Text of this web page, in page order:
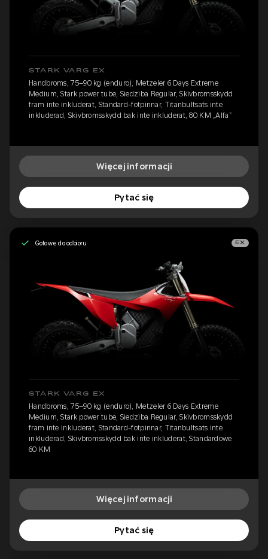
STARK VARG EX
Handbroms, 75–90 kg (enduro), Metzeler 6 Days Extreme
Medium, Stark power tube, Siedziba Regular, Skivbromsskydd
fram inte inkluderat, Standard-fotpinnar, Titanbultsats inte
inkluderad, Skivbromsskydd bak inte inkluderat, 80 KM „Alfa”
Więcej informacji
Pytać się
Gotowe do odbioru EX
STARK VARG EX
Handbroms, 75–90 kg (enduro), Metzeler 6 Days Extreme
Medium, Stark power tube, Siedziba Regular, Skivbromsskydd
fram inte inkluderat, Standard-fotpinnar, Titanbultsats inte
inkluderad, Skivbromsskydd bak inte inkluderat, Standardowe
60 KM
Więcej informacji
Pytać się